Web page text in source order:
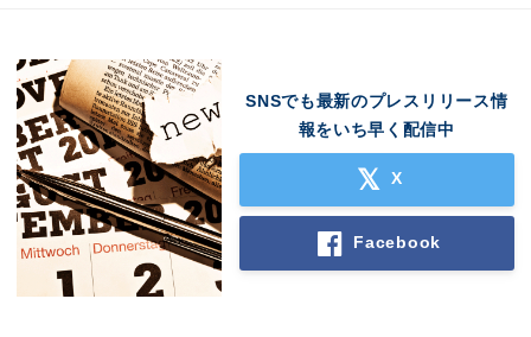
SNSでも最新のプレスリリース情
報をいち早く配信中
X
Facebook